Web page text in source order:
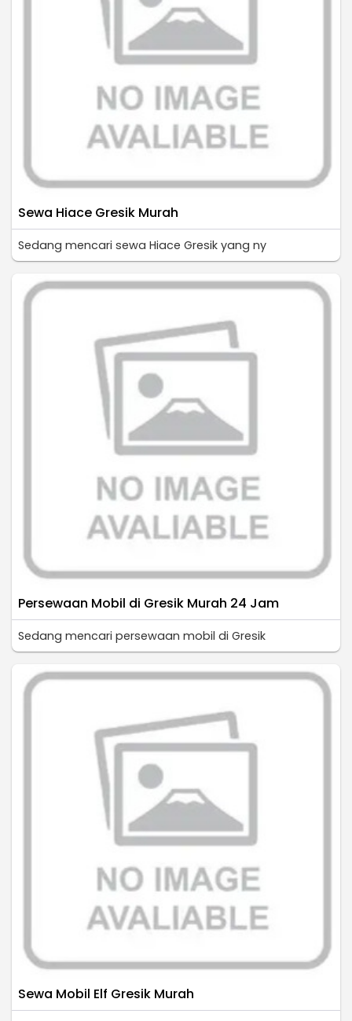
Sewa Hiace Gresik Murah
Sedang mencari sewa Hiace Gresik yang ny
Persewaan Mobil di Gresik Murah 24 Jam
Sedang mencari persewaan mobil di Gresik
Sewa Mobil Elf Gresik Murah